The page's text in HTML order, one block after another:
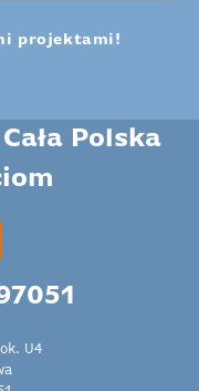
projektami!
Polska
U4